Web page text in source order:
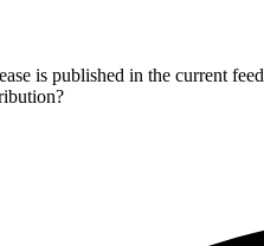
is published in the current feed